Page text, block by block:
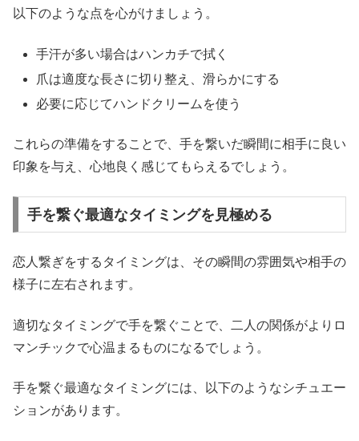
以下のような点を心がけましょう。
手汗が多い場合はハンカチで拭く
爪は適度な長さに切り整え、滑らかにする
必要に応じてハンドクリームを使う
これらの準備をすることで、手を繋いだ瞬間に相手に良い
印象を与え、心地良く感じてもらえるでしょう。
手を繋ぐ最適なタイミングを見極める
恋人繋ぎをするタイミングは、その瞬間の雰囲気や相手の
様子に左右されます。
適切なタイミングで手を繋ぐことで、二人の関係がよりロ
マンチックで心温まるものになるでしょう。
手を繋ぐ最適なタイミングには、以下のようなシチュエー
ションがあります。